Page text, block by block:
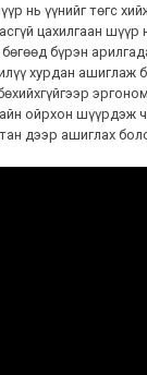
нь үүнийг төгс
цахилгаан шүүр
бүрэн
хурдан ашиглаж
ойрхон шүүрдэж
дээр ашиглах